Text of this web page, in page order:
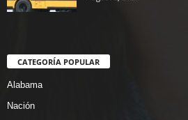
CATEGORÍA POPULAR
Alabama
Nación